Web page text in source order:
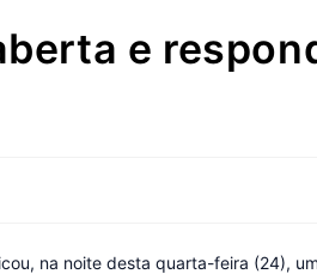
e
na noite desta quarta-feira (24),